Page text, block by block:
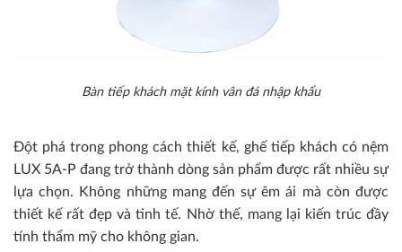
Bàn tiếp khách mặt kính vân đá nhập khẩu
Đột phá trong phong cách thiết kế, ghế tiếp khách có nệm
LUX 5A-P đang trở thành dòng sản phẩm được rất nhiều sự
lựa chọn. Không những mang đến sự êm ái mà còn được
thiết kế rất đẹp và tinh tế. Nhờ thế, mang lại kiến trúc đầy
tính thẩm mỹ cho không gian.